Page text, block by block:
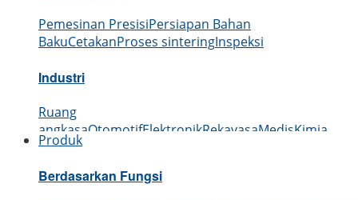
Pemesinan PresisiPersiapan Bahan
BakuCetakanProses sinteringInspeksi
Industri
Ruang
angkasaOtomotifElektronikRekayasaMedisKimia
Produk
Berdasarkan Fungsi